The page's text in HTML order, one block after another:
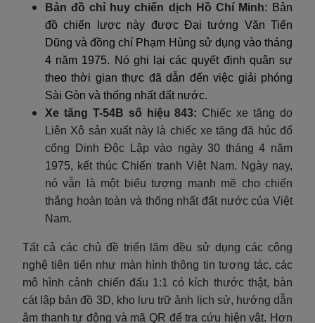
Bản đồ chỉ huy chiến dịch Hồ Chí Minh: Bản
đồ chiến lược này được Đại tướng Văn Tiến
Dũng và đồng chí Phạm Hùng sử dụng vào tháng
4 năm 1975. Nó ghi lại các quyết định quân sự
theo thời gian thực đã dẫn đến việc giải phóng
Sài Gòn và thống nhất đất nước.
Xe tăng T-54B số hiệu 843: Chiếc xe tăng do
Liên Xô sản xuất này là chiếc xe tăng đã húc đổ
cổng Dinh Độc Lập vào ngày 30 tháng 4 năm
1975, kết thúc Chiến tranh Việt Nam. Ngày nay,
nó vẫn là một biểu tượng mạnh mẽ cho chiến
thắng hoàn toàn và thống nhất đất nước của Việt
Nam.
Tất cả các chủ đề triển lãm đều sử dụng các công
nghệ tiên tiến như màn hình thông tin tương tác, các
mô hình cảnh chiến đấu 1:1 có kích thước thật, bàn
cát lập bản đồ 3D, kho lưu trữ ảnh lịch sử, hướng dẫn
âm thanh tự động và mã QR để tra cứu hiện vật. Hơn